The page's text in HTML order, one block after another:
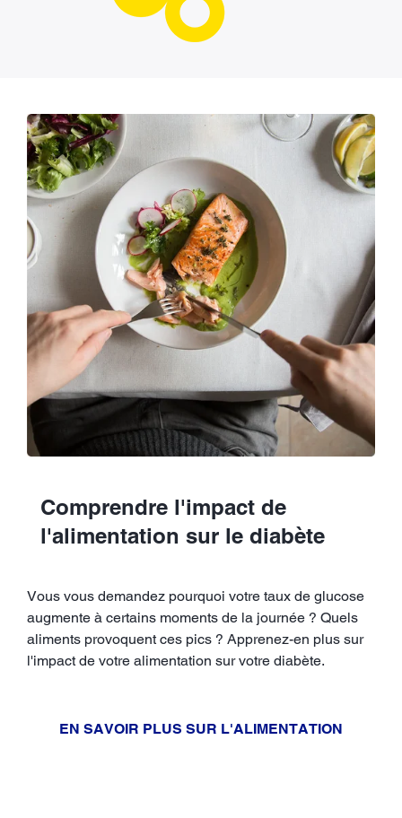
Comprendre l'impact de
l'alimentation sur le diabète
Vous vous demandez pourquoi votre taux de glucose
augmente à certains moments de la journée ? Quels
aliments provoquent ces pics ? Apprenez-en plus sur
l'impact de votre alimentation sur votre diabète.
EN SAVOIR PLUS SUR L'ALIMENTATION